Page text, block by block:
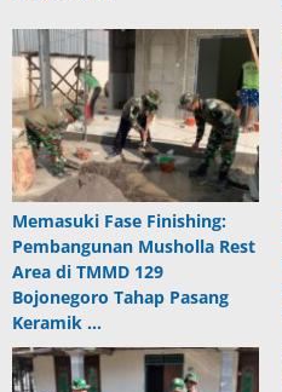
Memasuki Fase Finishing:
Pembangunan Musholla Rest
Area di TMMD 129
Bojonegoro Tahap Pasang
Keramik …